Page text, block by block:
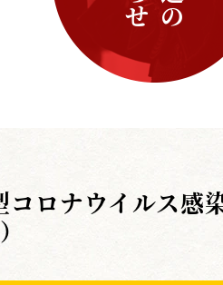
ロナウイルス感